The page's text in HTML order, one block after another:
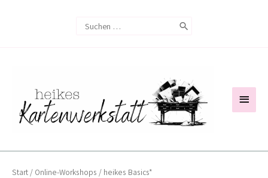
Search
Start / Online-Workshops / heikes Basics*